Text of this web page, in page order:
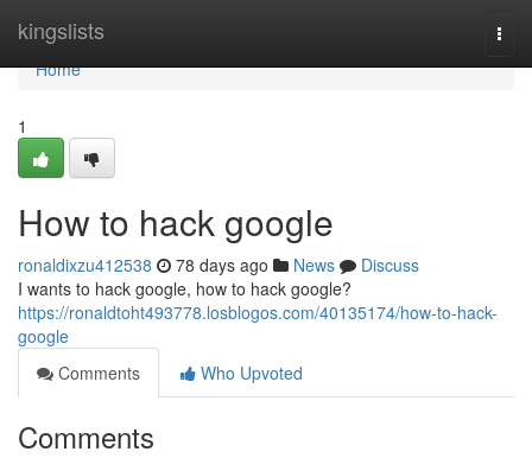
kingslists
Home
Home
1
How to hack google
ronaldixzu412538 78 days ago News
Discuss
I wants to hack google, how to hack google?
https://ronaldtoht493778.losblogos.com/40135174/how-to-hack-
google
Comments
Who Upvoted
Comments